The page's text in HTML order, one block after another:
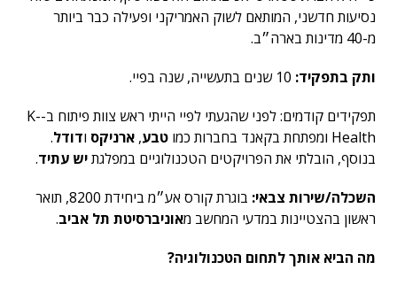
נסיעות חדשני, המותאם לשוק האמריקני ופעילה כבר ביותר
מ-40 מדינות בארה״ב.
ותק בתפקיד:
תפקידים קודמים: לפני שהגעתי לפיי הייתי ראש צוות פיתוח ב-K-
Health ומפתחת בקאנד בחברות כמו
טבע, ארניקס ודודל.
בנוסף, הובלתי את הפרויקטים הטכנולוגיים במפלגתיש עתיד.
השכלה/שירות צבאי:
בוגרת קורס אע״מ ביחידת 8200, תואר
ראשון בהצטיינות במדעי המחשב מאוניברסיטת תל אביב.
מה הביא אותך לתחום הטכנולוגיה?